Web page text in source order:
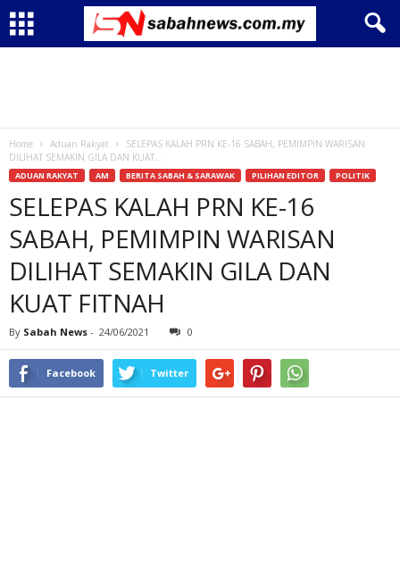
Home Aduan Rakyat
SELEPAS KALAH PRN KE-16 SABAH, PEMIMPIN WARISAN
DILIHAT SEMAKIN GILA DAN KUAT...
ADUAN RAKYAT AM BERITA SABAH & SARAWAK PILIHAN EDITOR POLITIK
SELEPAS KALAH PRN KE-16
SABAH, PEMIMPIN WARISAN
DILIHAT SEMAKIN GILA DAN
KUAT FITNAH
By Sabah News - 24/06/2021 0
Facebook Twitter